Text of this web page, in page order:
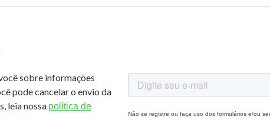
sobre informações
pode cancelar o envio da
leia nossa política de